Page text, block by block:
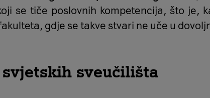
se tiče poslovnih kompetencija, što je,
gdje se takve stvari ne uče u
sveučilišta